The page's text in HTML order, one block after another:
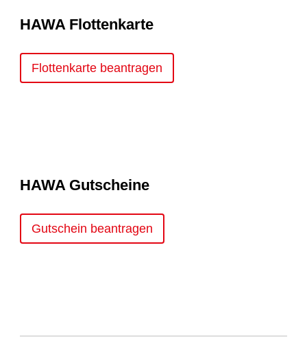
HAWA Flottenkarte
Flottenkarte beantragen
HAWA Gutscheine
Gutschein beantragen